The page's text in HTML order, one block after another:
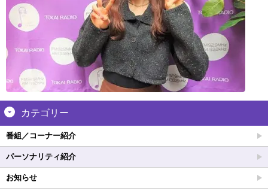
カテゴリー
番組／コーナー紹介
パーソナリティ紹介
お知らせ